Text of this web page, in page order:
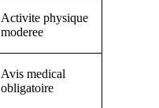
Activite physique
moderee
Avis medical
obligatoire